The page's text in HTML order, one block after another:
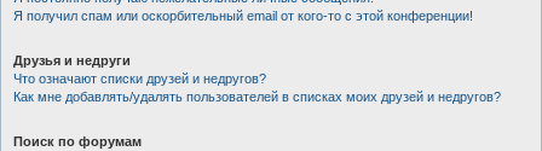
Я получил спам или оскорбительный email от кого-то с этой конференции!
Друзья и недруги
Что означают списки друзей и недругов?
Как мне добавлять/удалять пользователей в списках моих друзей и недругов?
Поиск по форумам